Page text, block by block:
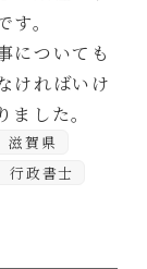
。
についても
ければいけ
した。
滋賀県
行政書士